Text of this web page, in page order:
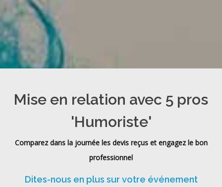
Mise en relation avec 5 pros
'Humoriste'
Comparez dans la journée les devis reçus et engagez le bon
professionnel
Dites-nous en plus sur votre événement